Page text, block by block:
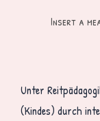
Insert a
Unter
(Kindes) durch